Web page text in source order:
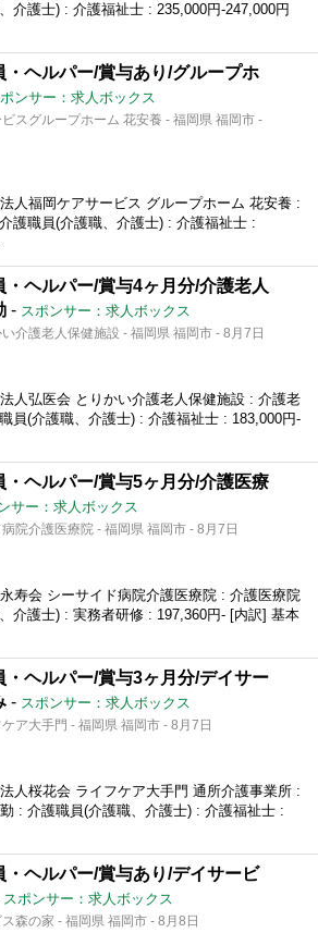
介護士) : 介護福祉士 : 235,000円-247,000円
ヘルパー/賞与あり/グループホ
ンサー：求人ボックス
スグループホーム 花安養 - 福岡県 福岡市 -
人福岡ケアサービス グループホーム 花安養 :
護職員(介護職、介護士) : 介護福祉士 :
ヘルパー/賞与4ヶ月分/介護老人
- スポンサー：求人ボックス
介護老人保健施設 - 福岡県 福岡市 - 8月7日
人弘医会 とりかい介護老人保健施設 : 介護老
員(介護職、介護士) : 介護福祉士 : 183,000円‐
ヘルパー/賞与5ヶ月分/介護医療
サー：求人ボックス
院介護医療院 - 福岡県 福岡市 - 8月7日
寿会 シーサイド病院介護医療院 : 介護医療院
介護士) : 実務者研修 : 197,360円- [内訳] 基本
ヘルパー/賞与3ヶ月分/デイサー
- スポンサー：求人ボックス
ア大手門 - 福岡県 福岡市 - 8月7日
人桜花会 ライフケア大手門 通所介護事業所 :
: 介護職員(介護職、介護士) : 介護福祉士 :
ヘルパー/賞与あり/デイサービ
スポンサー：求人ボックス
森の家 - 福岡県 福岡市 - 8月8日